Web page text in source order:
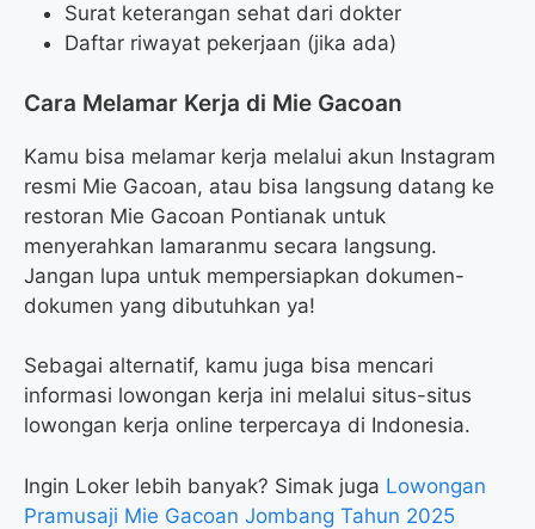
Surat keterangan sehat dari dokter
Daftar riwayat pekerjaan (jika ada)
Cara Melamar Kerja di Mie Gacoan
Kamu bisa melamar kerja melalui akun Instagram
resmi Mie Gacoan, atau bisa langsung datang ke
restoran Mie Gacoan Pontianak untuk
menyerahkan lamaranmu secara langsung.
Jangan lupa untuk mempersiapkan dokumen-
dokumen yang dibutuhkan ya!
Sebagai alternatif, kamu juga bisa mencari
informasi lowongan kerja ini melalui situs-situs
lowongan kerja online terpercaya di Indonesia.
Ingin Loker lebih banyak? Simak juga Lowongan
Pramusaji Mie Gacoan Jombang Tahun 2025